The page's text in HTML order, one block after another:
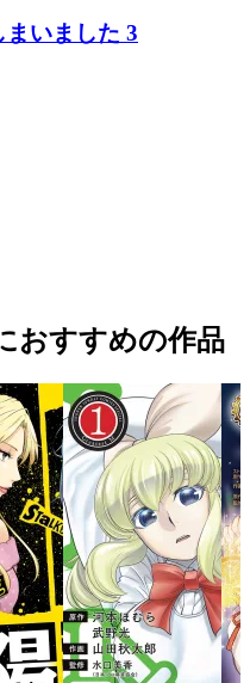
いました 3
おすすめの作品